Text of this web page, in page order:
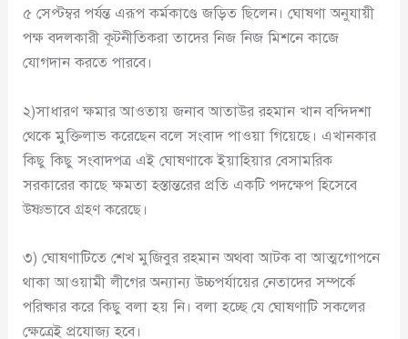
৫ সেপ্টম্বর পর্যন্ত এরূপ কর্মকাণ্ডে জড়িত ছিলেন। ঘোষণা অনুযায়ী
পক্ষ বদলকারী কূটনীতিকরা তাদের নিজ নিজ মিশনে কাজে
যোগদান করতে পারবে।
২)সাধারণ ক্ষমার আওতায় জনাব আতাউর রহমান খান বন্দিদশা
থেকে মুক্তিলাভ করেছেন বলে সংবাদ পাওয়া গিয়েছে। এখানকার
কিছু কিছু সংবাদপত্র এই ঘোষণাকে ইয়াহিয়ার বেসামরিক
সরকারের কাছে ক্ষমতা হস্তান্তরের প্রতি একটি পদক্ষেপ হিসেবে
উষ্ণভাবে গ্রহণ করেছে।
৩) ঘোষণাটিতে শেখ মুজিবুর রহমান অথবা আটক বা আত্মগোপনে
থাকা আওয়ামী লীগের অন্যান্য উচ্চপর্যায়ের নেতাদের সম্পর্কে
পরিষ্কার করে কিছু বলা হয় নি। বলা হচ্ছে যে ঘোষণাটি সকলের
ক্ষেত্রেই প্রযোজ্য হবে।